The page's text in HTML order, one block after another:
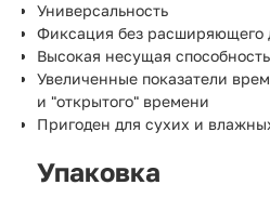
Универсальность
Фиксация без расширяющего
Высокая несущая способность
Увеличенные показатели
и "открытого" времени
Пригоден для сухих и
Упаковка